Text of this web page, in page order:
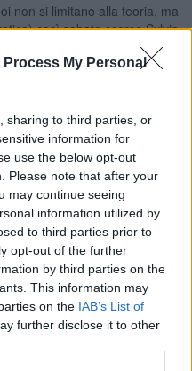
Process My Personal
sharing to third parties, or
information for
use the below opt-out
Please note that after your
may continue seeing
information utilized by
to third parties prior to
opt-out of the further
by third parties on the
This information may
on the IAB’s List of
further disclose it to other
non si limitano alla teoria, ma
così sabato scorso Sylvia
bread” una variante del più
lezioni, mettendo per
troverete, quella tradotta in
bread/
cups)